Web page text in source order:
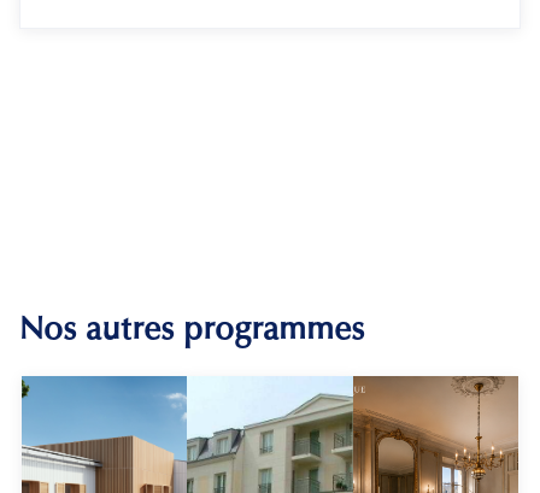
Nos autres programmes